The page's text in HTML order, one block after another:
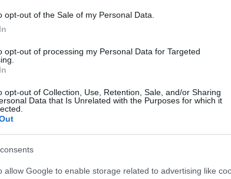
opt-out of the Sale of my Personal Data.
opt-out of processing my Personal Data for Targeted
opt-out of Collection, Use, Retention, Sale, and/or Sharing
Data that Is Unrelated with the Purposes for which it
allow Google to enable storage related to advertising like
των ΗΠΑ παρουσίασαν έρευνα σύμφωνα
όταν εκτεθεί σε φως.
με το να εκπέμπει ένα κόκκινο σήμα